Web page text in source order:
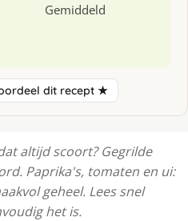
Gemiddeld
dit recept ★
altijd scoort? Gegrilde
Paprika's, tomaten en ui:
geheel. Lees snel
het is.